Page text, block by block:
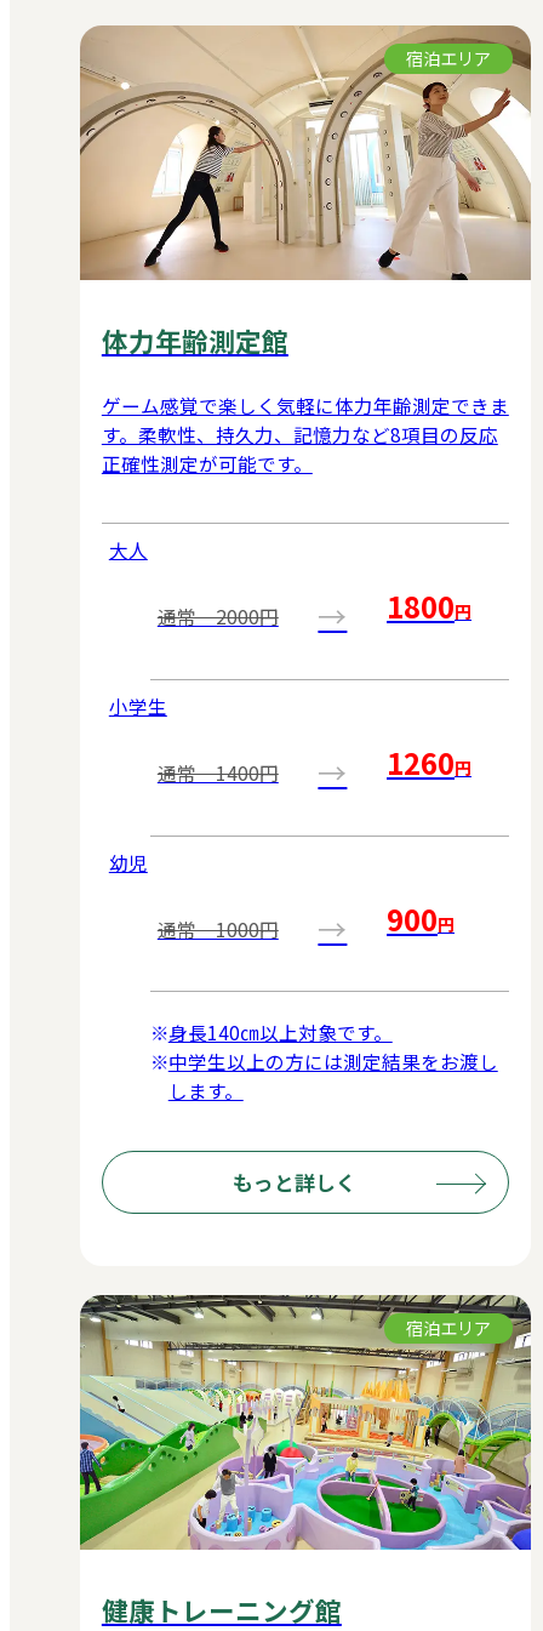
宿泊エリア
体力年齢測定館
ゲーム感覚で楽しく気軽に体力年齢測定できま
す。柔軟性、持久力、記憶力など8項目の反応
正確性測定が可能です。
大人
通常 2000円 → 1800円
小学生
通常 1400円 → 1260円
幼児
通常 1000円 → 900円
身長140㎝以上対象です。
中学生以上の方には測定結果をお渡し
します。
もっと詳しく
宿泊エリア
健康トレーニング館